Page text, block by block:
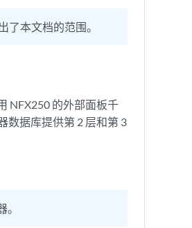
了本文档的范围。
NFX250 的外部面板千
数据库提供第 2 层和第 3